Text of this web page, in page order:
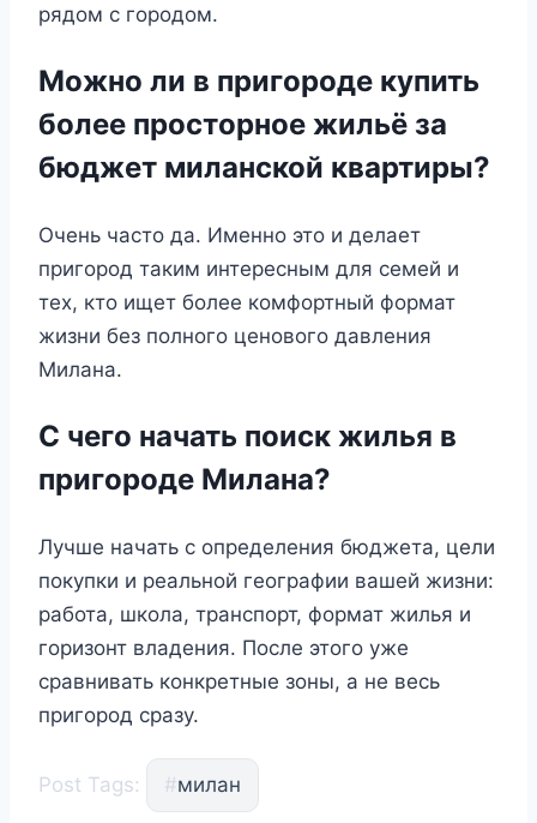
рядом с городом.
Можно ли в пригороде купить
более просторное жильё за
бюджет миланской квартиры?
Очень часто да. Именно это и делает
пригород таким интересным для семей и
тех, кто ищет более комфортный формат
жизни без полного ценового давления
Милана.
С чего начать поиск жилья в
пригороде Милана?
Лучше начать с определения бюджета, цели
покупки и реальной географии вашей жизни:
работа, школа, транспорт, формат жилья и
горизонт владения. После этого уже
сравнивать конкретные зоны, а не весь
пригород сразу.
Post Tags: #милан